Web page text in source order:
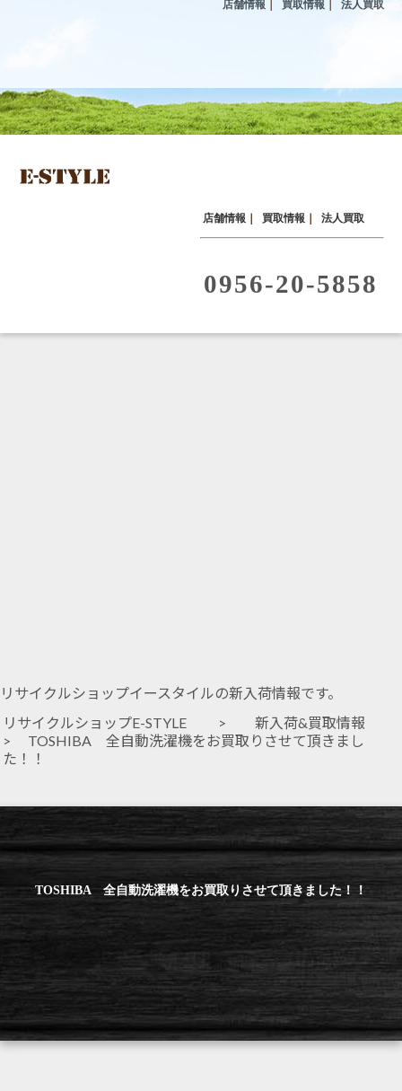
店舗情報 買取情報 法人買取
0956-20-5858
リサイクルショップイースタイルの新入荷情報です。
リサイクルショップE-STYLE
> 新入荷&買取情報
> TOSHIBA 全自動洗濯機をお買取りさせて頂きまし
た！！
TOSHIBA 全自動洗濯機をお買取りさせて頂きました！！
店舗情報 買取情報 法人買取